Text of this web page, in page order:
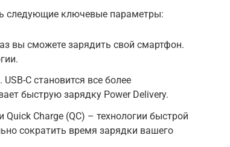
следующие ключевые параметры:
вы сможете зарядить свой смартфон.
C становится все более
быструю зарядку Power Delivery.
Charge (QC) – технологии быстрой
сократить время зарядки вашего